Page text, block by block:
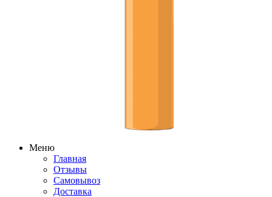
Меню
Главная
Отзывы
Самовывоз
Доставка